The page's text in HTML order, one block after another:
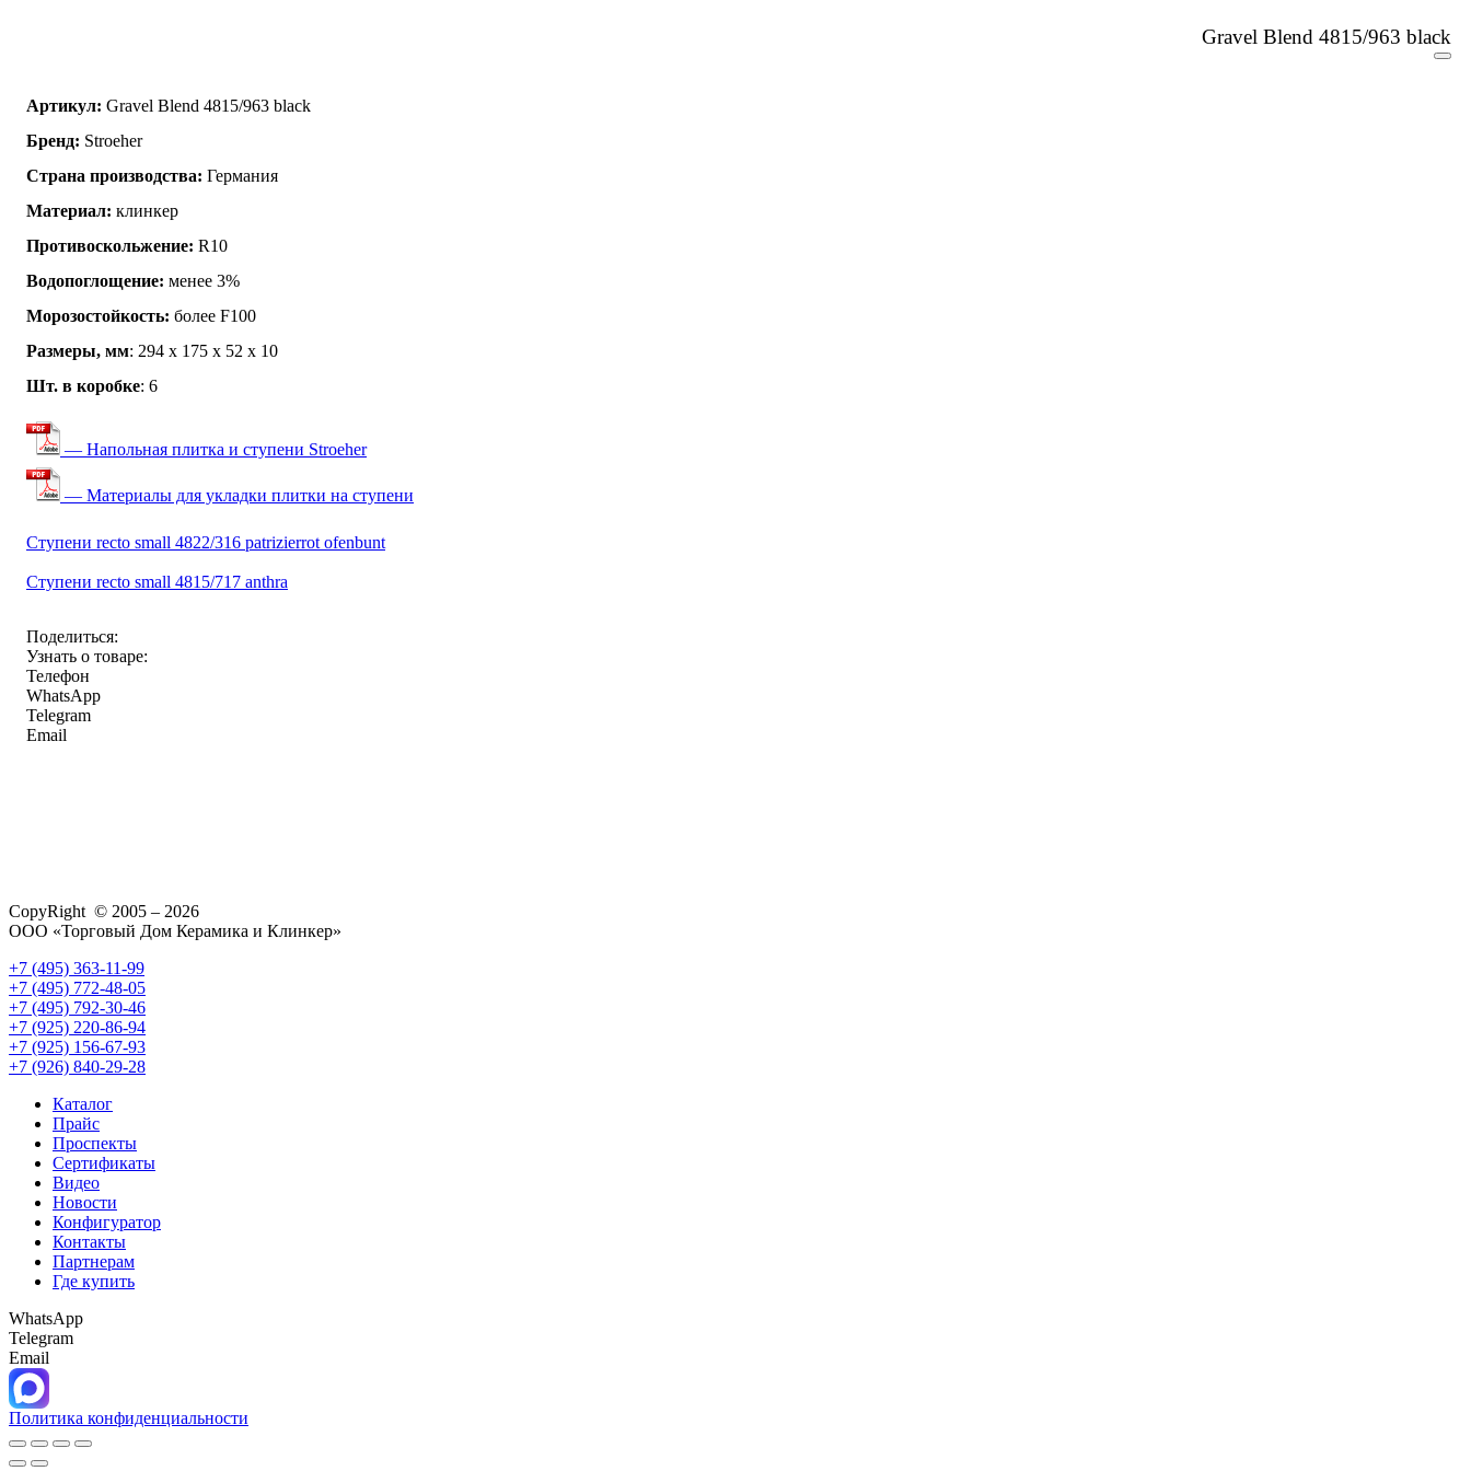
Gravel Blend 4815/963 black
Артикул: Gravel Blend 4815/963 black
Бренд: Stroeher
Страна производства: Германия
Материал: клинкер
Противоскольжение: R10
Водопоглощение: менее 3%
Морозостойкость: более F100
Размеры, мм: 294 x 175 x 52 x 10
Шт. в коробке: 6
— Напольная плитка и ступени Stroeher
— Материалы для укладки плитки на ступени
Ступени recto small 4822/316 patrizierrot ofenbunt
Ступени recto small 4815/717 anthra
Поделиться:
Узнать о товаре:
Телефон
WhatsApp
Telegram
Email
CopyRight © 2005 – 2026
ООО «Торговый Дом Керамика и Клинкер»
+7 (495) 363-11-99
+7 (495) 772-48-05
+7 (495) 792-30-46
+7 (925) 220-86-94
+7 (925) 156-67-93
+7 (926) 840-29-28
Каталог
Прайс
Проспекты
Сертификаты
Видео
Новости
Конфигуратор
Контакты
Партнерам
Где купить
WhatsApp
Telegram
Email
Политика конфиденциальности